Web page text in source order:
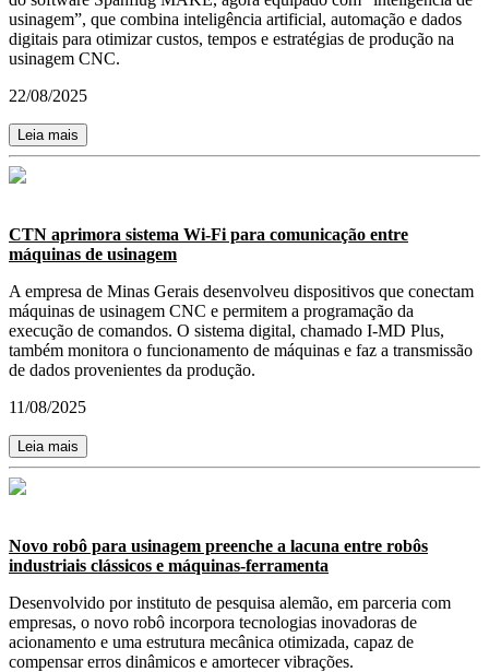
usinagem”, que combina inteligência artificial, automação e dados
digitais para otimizar custos, tempos e estratégias de produção na
usinagem CNC.
22/08/2025
Leia mais
CTN aprimora sistema Wi-Fi para comunicação entre
máquinas de usinagem
A empresa de Minas Gerais desenvolveu dispositivos que conectam
máquinas de usinagem CNC e permitem a programação da
execução de comandos. O sistema digital, chamado I-MD Plus,
também monitora o funcionamento de máquinas e faz a transmissão
de dados provenientes da produção.
11/08/2025
Leia mais
Novo robô para usinagem preenche a lacuna entre robôs
industriais clássicos e máquinas-ferramenta
Desenvolvido por instituto de pesquisa alemão, em parceria com
empresas, o novo robô incorpora tecnologias inovadoras de
acionamento e uma estrutura mecânica otimizada, capaz de
compensar erros dinâmicos e amortecer vibrações.